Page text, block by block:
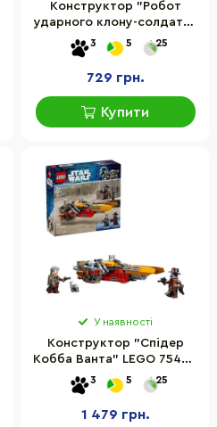
Конструктор "Робот
ударного клону-солдата"
LEGO 75448, 151 деталь
3 5 25
729 грн.
Купити
У наявності
Конструктор "Спідер
Кобба Ванта" LEGO 75437,
207 деталей
3 5 25
1 479 грн.